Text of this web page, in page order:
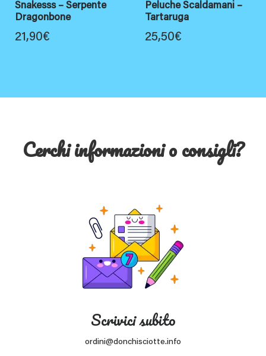
Snakesss – Serpente
Dragonbone
21,90€
Peluche Scaldamani –
Tartaruga
25,50€
Cerchi informazioni o consigli?
Scrivici subito
ordini@donchisciotte.info